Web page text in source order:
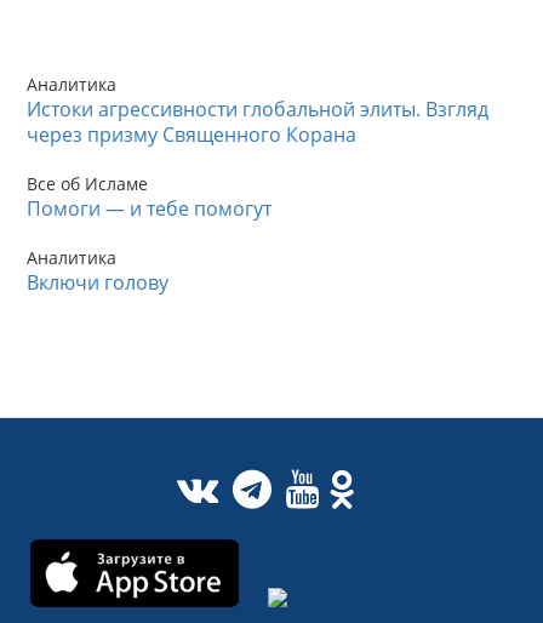
Аналитика
Истоки агрессивности глобальной элиты. Взгляд
через призму Священного Корана
Все об Исламе
Помоги — и тебе помогут
Аналитика
Включи голову